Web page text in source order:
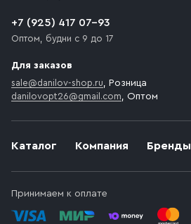
Каталог Компания Бренды
Принимаем к оплате
+7 (925) 417 07-93
Оптом, будни с 9 до 17
Для заказов
sale@danilov-shop.ru, Розница
danilovopt26@gmail.com, Оптом